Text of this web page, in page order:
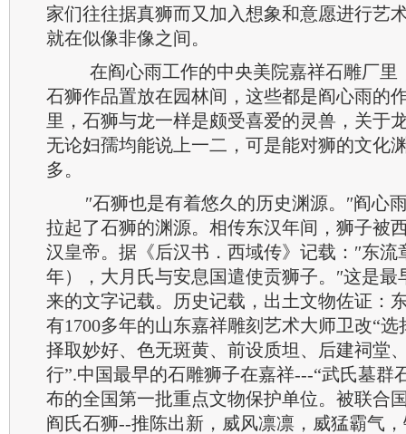
家们往往据真狮而又加入想象和意愿进行艺
就在似像非像之间。
在阎心雨工作的中央美院嘉祥石雕厂里
石狮作品置放在园林间，这些都是阎心雨的
里，石狮与龙一样是颇受喜爱的灵兽，关于
无论妇孺均能说上一二，可是能对狮的文化
多。
″石狮也是有着悠久的历史渊源。″阎心
拉起了石狮的渊源。相传东汉年间，狮子被
汉皇帝。据《后汉书．西域传》记载：″东流
年），大月氏与安息国遣使贡狮子。″这是最
来的文字记载。历史记载，出土文物佐证：
有1700多年的山东嘉祥雕刻艺术大师卫改“
择取妙好、色无斑黄、前设质坦、后建祠堂
行”.中国最早的石雕狮子在嘉祥---“武氏墓群
布的全国第一批重点文物保护单位。被联合
阎氏石狮--推陈出新，威风凛凛，威猛霸气